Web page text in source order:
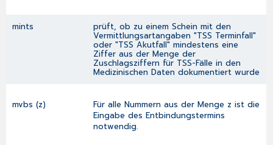
mints prüft, ob zu einem Schein mit den
Vermittlungsartangaben "TSS Terminfall"
oder "TSS Akutfall" mindestens eine
Ziffer aus der Menge der
Zuschlagsziffern für TSS-Fälle in den
Medizinischen Daten dokumentiert wurde
mvbs (z)
Für alle Nummern aus der Menge z ist die
Eingabe des Entbindungstermins
notwendig.